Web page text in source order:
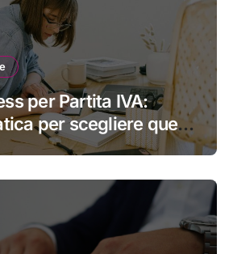
per Partita IVA:
per scegliere quello